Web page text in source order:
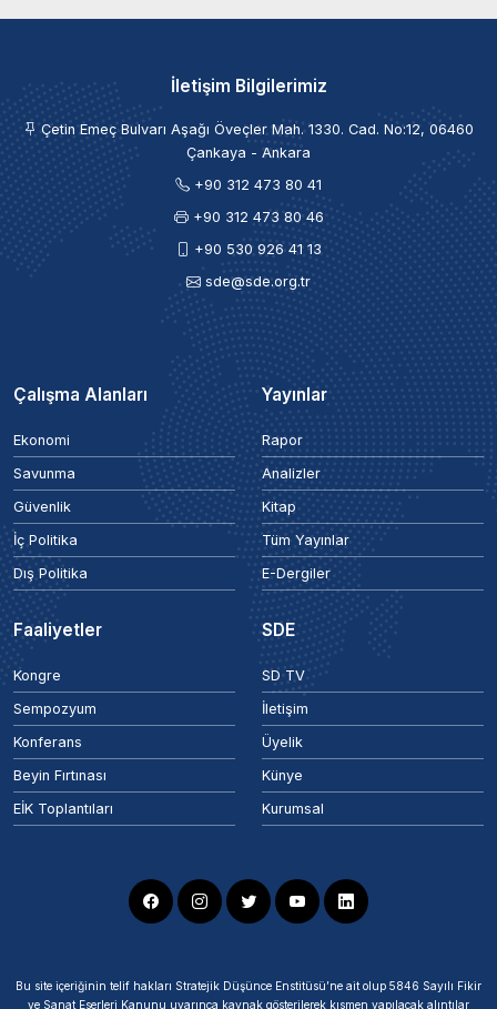
İletişim Bilgilerimiz
Çetin Emeç Bulvarı Aşağı Öveçler Mah. 1330. Cad. No:12, 06460
Çankaya - Ankara
+90 312 473 80 41
+90 312 473 80 46
+90 530 926 41 13
sde@sde.org.tr
Çalışma Alanları
Ekonomi
Savunma
Güvenlik
İç Politika
Dış Politika
Yayınlar
Rapor
Analizler
Kitap
Tüm Yayınlar
E-Dergiler
Faaliyetler
Kongre
Sempozyum
Konferans
Beyin Fırtınası
EİK Toplantıları
SDE
SD TV
İletişim
Üyelik
Künye
Kurumsal
Bu site içeriğinin telif hakları Stratejik Düşünce Enstitüsü’ne ait olup 5846 Sayılı Fikir
ve Sanat Eserleri Kanunu uyarınca kaynak gösterilerek kısmen yapılacak alıntılar